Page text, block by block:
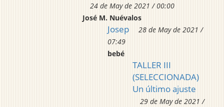
24 de May de 2021 / 00:00
José M. Nuévalos
Josep
28 de May de 2021 /
07:49
bebé
TALLER III
(SELECCIONADA)
Un último ajuste
29 de May de 2021 /